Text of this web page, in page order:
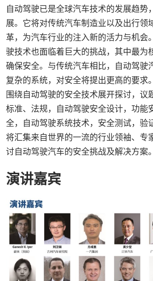
自动驾驶已是全球汽车技术的发展趋势
展。它将对传统汽车制造业以及出行领
革，为汽车行业的注入新的活力与机会
驶技术也面临着巨大的挑战，其中最为
确保安全。与传统汽车相比，自动驾驶
复杂的系统，对安全将提出更高的要求
围绕自动驾驶的安全技术展开探讨，议
标准、法规，自动驾驶安全设计，功能
全，自动驾驶系统技术，安全测试，验
将汇集来自世界的一流的行业领袖、专
讨自动驾驶汽车的安全挑战及解决方案。
演讲嘉宾